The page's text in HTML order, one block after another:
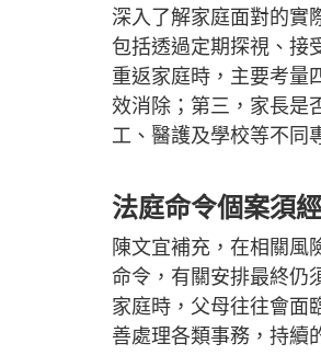
深入了解家庭面對的實
包括透過定期探視、接
重返家庭時，主要考量
效消除；第三，家長是
工、醫護及學校等不同
法庭命令個案須
陳文宜補充，在相關風
命令，有關安排最終仍
家庭時，父母往往會面
善處理各類事務，持續